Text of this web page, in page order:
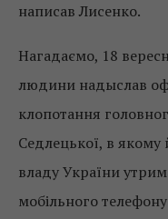
написав Лисенко.
Нагадаємо, 18
людини надыслав
клопотання
Седлецької, в
владу України
мобільного